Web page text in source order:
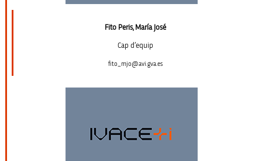
Fito Peris, María José
Cap d’equip
fito_mjo@avi.gva.es